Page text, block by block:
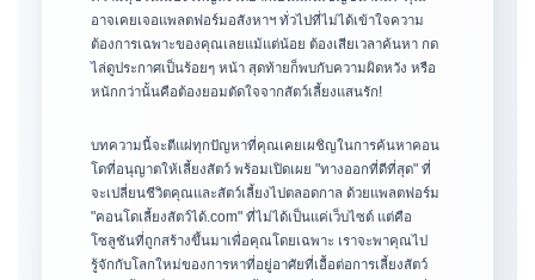
อาจเคยเจอแพลตฟอร์มอสังหาฯ ทั่วไปที่ไม่ได้เข้าใจความ
ต้องการเฉพาะของคุณเลยแม้แต่น้อย ต้องเสียเวลาค้นหา กด
ไล่ดูประกาศเป็นร้อยๆ หน้า สุดท้ายก็พบกับความผิดหวัง หรือ
หนักกว่านั้นคือต้องยอมตัดใจจากสัตว์เลี้ยงแสนรัก!
บทความนี้จะตีแผ่ทุกปัญหาที่คุณเคยเผชิญในการค้นหาคอน
โดที่อนุญาตให้เลี้ยงสัตว์ พร้อมเปิดเผย "ทางออกที่ดีที่สุด" ที่
จะเปลี่ยนชีวิตคุณและสัตว์เลี้ยงไปตลอดกาล ด้วยแพลตฟอร์ม
"คอนโดเลี้ยงสัตว์ได้.com" ที่ไม่ได้เป็นแค่เว็บไซต์ แต่คือ
โซลูชันที่ถูกสร้างขึ้นมาเพื่อคุณโดยเฉพาะ เราจะพาคุณไป
รู้จักกับโลกใหม่ของการหาที่อยู่อาศัยที่เอื้อต่อการเลี้ยงสัตว์